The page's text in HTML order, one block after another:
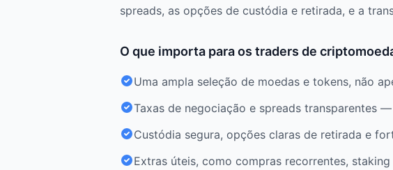
spreads, as opções de custódia e retirada, e a
O que importa para os traders de
Uma ampla seleção de moedas e tokens, não
Taxas de negociação e spreads transparentes
Custódia segura, opções claras de retirada e
Extras úteis, como compras recorrentes,